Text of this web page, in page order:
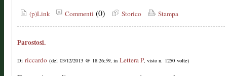
(p)Link Commenti (0) Storico Stampa
Parostosi.
Di riccardo (del 03/12/2013 @ 18:26:59, in Lettera P, visto n. 1250 volte)